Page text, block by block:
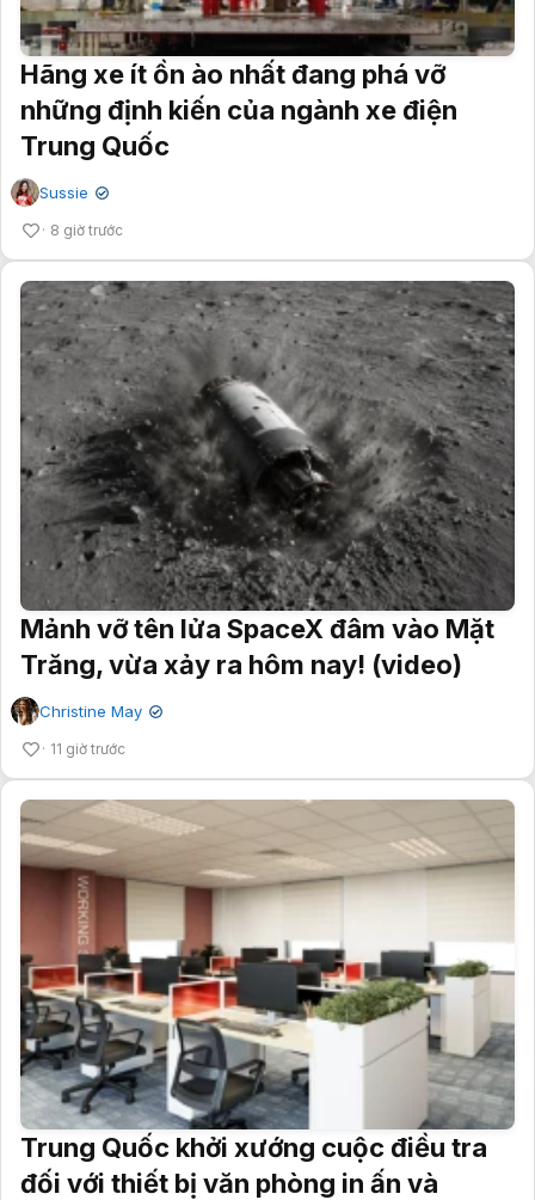
Hãng xe ít ồn ào nhất đang phá vỡ
những định kiến của ngành xe điện
Trung Quốc
Sussie ✔
8 giờ trước
Mảnh vỡ tên lửa SpaceX đâm vào Mặt
Trăng, vừa xảy ra hôm nay! (video)
Christine May ✔
11 giờ trước
Trung Quốc khởi xướng cuộc điều tra
đối với thiết bị văn phòng in ấn và